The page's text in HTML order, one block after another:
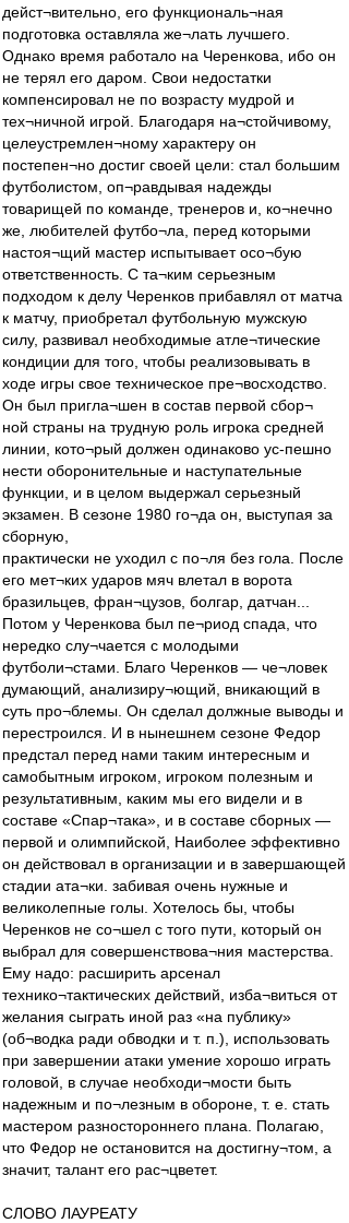
дейст¬вительно, его функциональ¬ная
подготовка оставляла же¬лать лучшего.
Однако время работало на Черенкова, ибо он
не терял его даром. Свои недостатки
компенсировал не по возрасту мудрой и
тех¬ничной игрой. Благодаря на¬стойчивому,
целеустремлен¬ному характеру он
постепен¬но достиг своей цели: стал большим
футболистом, оп¬равдывая надежды
товарищей по команде, тренеров и, ко¬нечно
же, любителей футбо¬ла, перед которыми
настоя¬щий мастер испытывает осо¬бую
ответственность. С та¬ким серьезным
подходом к делу Черенков прибавлял от матча
к матчу, приобретал футбольную мужскую
силу, развивал необходимые атле¬тические
кондиции для того, чтобы реализовывать в
ходе игры свое техническое пре¬восходство.
Он был пригла¬шен в состав первой сбор¬
ной страны на трудную роль игрока средней
линии, кото¬рый должен одинаково ус-пешно
нести оборонительные и наступательные
функции, и в целом выдержал серьезный
экзамен. В сезоне 1980 го¬да он, выступая за
сборную,
практически не уходил с по¬ля без гола. После
его мет¬ких ударов мяч влетал в ворота
бразильцев, фран¬цузов, болгар, датчан...
Потом у Черенкова был пе¬риод спада, что
нередко слу¬чается с молодыми
футболи¬стами. Благо Черенков — че¬ловек
думающий, анализиру¬ющий, вникающий в
суть про¬блемы. Он сделал должные выводы и
перестроился. И в нынешнем сезоне Федор
предстал перед нами таким интересным и
самобытным игроком, игроком полезным и
результативным, каким мы его видели и в
составе «Спар¬така», и в составе сборных —
первой и олимпийской, Наиболее эффективно
он действовал в организации и в завершающей
стадии ата¬ки. забивая очень нужные и
великолепные голы. Хотелось бы, чтобы
Черенков не со¬шел с того пути, который он
выбрал для совершенствова¬ния мастерства.
Ему надо: расширить арсенал
технико¬тактических действий, изба¬виться от
желания сыграть иной раз «на публику»
(об¬водка ради обводки и т. п.), использовать
при завершении атаки умение хорошо играть
головой, в случае необходи¬мости быть
надежным и по¬лезным в обороне, т. е. стать
мастером разностороннего плана. Полагаю,
что Федор не остановится на достигну¬том, а
значит, талант его рас¬цветет.
СЛОВО ЛАУРЕАТУ